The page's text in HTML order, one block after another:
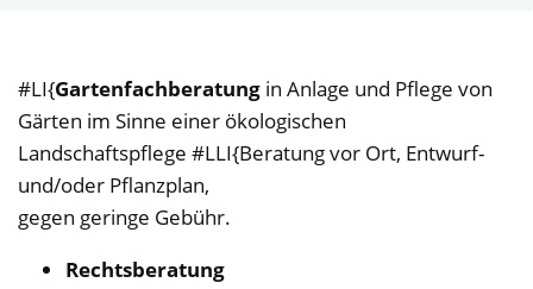
#LI{Gartenfachberatung in Anlage und Pflege von
Gärten im Sinne einer ökologischen
Landschaftspflege #LLI{Beratung vor Ort, Entwurf-
und/oder Pflanzplan,
gegen geringe Gebühr.
Rechtsberatung